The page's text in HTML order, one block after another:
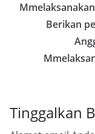
Berikan
Tinggalkan